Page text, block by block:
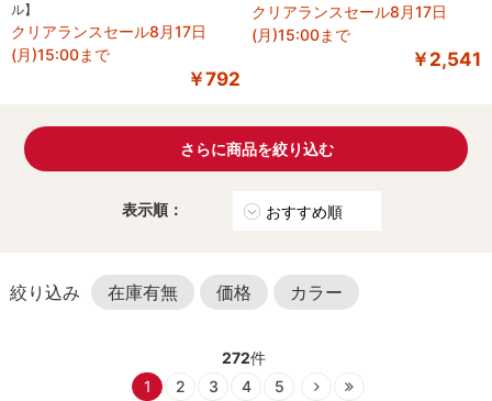
ル】
クリアランスセール8月17日
(月)15:00まで
￥792
クリアランスセール8月17日
(月)15:00まで
￥2,541
さらに商品を絞り込む
表示順：
在庫有無 価格 カラー
272件
1
2 3 4 5